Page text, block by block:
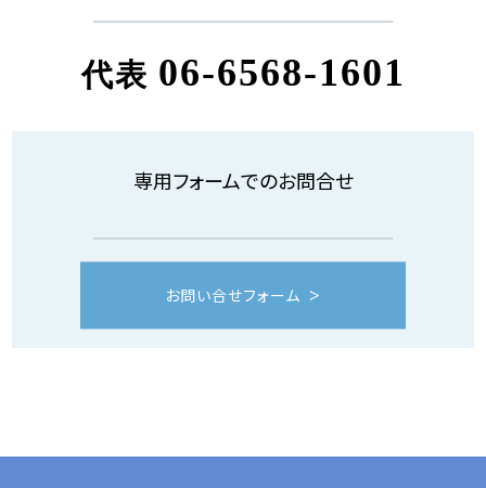
代表 06-6568-1601
専用フォームでのお問合せ
お問い合せフォーム